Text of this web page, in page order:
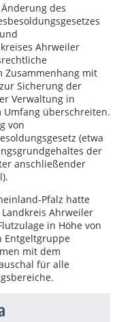
des
Ahrweiler
Zusammenhang mit
Sicherung der
Verwaltung in
überschreiten.
von
(etwa
der
anschließender
Pfalz hatte
Ahrweiler
in Höhe von
Entgeltgruppe
mit dem
für alle